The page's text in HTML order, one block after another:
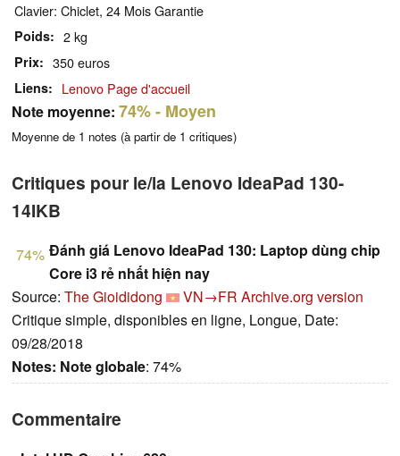
Clavier: Chiclet, 24 Mois Garantie
Poids 2 kg
Prix 350 euros
Liens Lenovo Page d'accueil
Note moyenne: 74%- Moyen
Moyenne de 1 notes (à partir de 1 critiques)
Critiques pour le/la Lenovo IdeaPad 130-
14IKB
74% Đánh giá Lenovo IdeaPad 130: Laptop dùng chip
Core i3 rẻ nhất hiện nay
Source: The Gioididong VN→FR Archive.org version
Critique simple, disponibles en ligne, Longue, Date:
09/28/2018
Notes: Note globale: 74%
Commentaire